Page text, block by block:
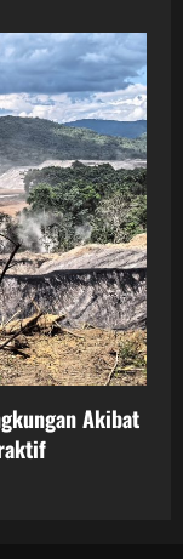
Akibat